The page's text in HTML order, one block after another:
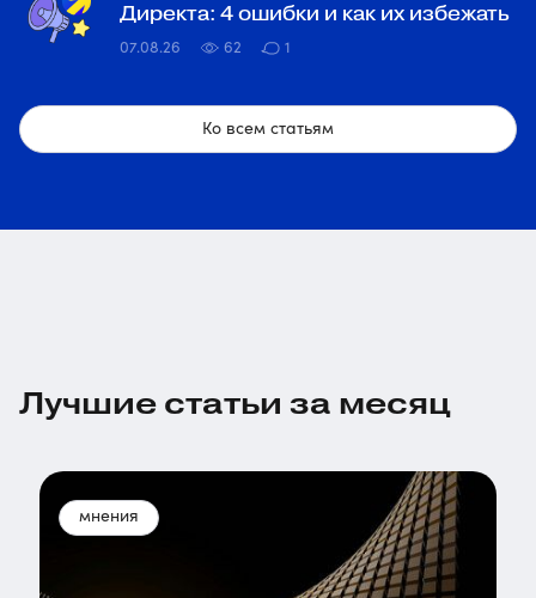
Директа: 4 ошибки и как их избежать
07.08.26 62 1
Ко всем статьям
Лучшие статьи за месяц
мнения